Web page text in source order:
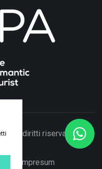
i diritti riservati. Made
Impresum